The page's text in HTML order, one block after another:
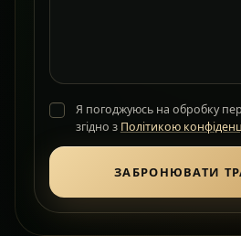
Я погоджуюсь на обробку
згідно з Політикою
ЗАБРОНЮВАТИ